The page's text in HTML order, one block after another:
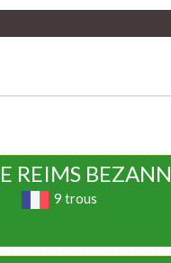
REIMS
9 trous